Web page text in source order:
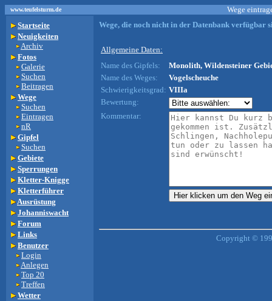
www.teufelsturm.de
Wege
Startseite
Neuigkeiten
Archiv
Fotos
Galerie
Suchen
Beitragen
Wege
Suchen
Eintragen
nR
Gipfel
Suchen
Gebiete
Sperrungen
Kletter-Knigge
Kletterführer
Ausrüstung
Johanniswacht
Forum
Links
Benutzer
Login
Anlegen
Top 20
Treffen
Wetter
Wege, die noch nicht in der Datenbank verfügbar
Allgemeine Daten:
Name des Gipfels:
Monolith, Wildensteiner
Name des Weges:
Vogelscheuche
Schwierigkeitsgrad: VIIIa
Bewertung:
Kommentar:
Copyright ©